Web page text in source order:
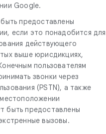
Google.
предоставлены
если это понадобится для
действующего
выше юрисдикциях,
пользователям
звонки через
(PSTN), а также
быть предоставлены
вызовы.